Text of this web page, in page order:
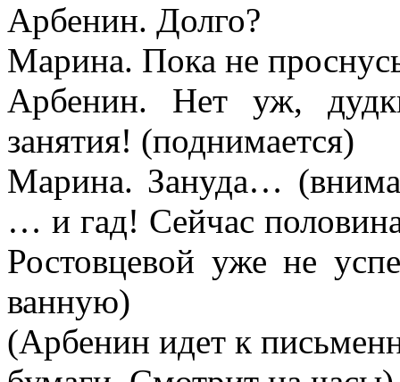
Арбенин. Долго?
Марина. Пока не
Арбенин. Нет уж,
занятия! (поднимается)
Марина. Зануда…
… и гад! Сейчас
Ростовцевой уже не
ванную)
(Арбенин идет к